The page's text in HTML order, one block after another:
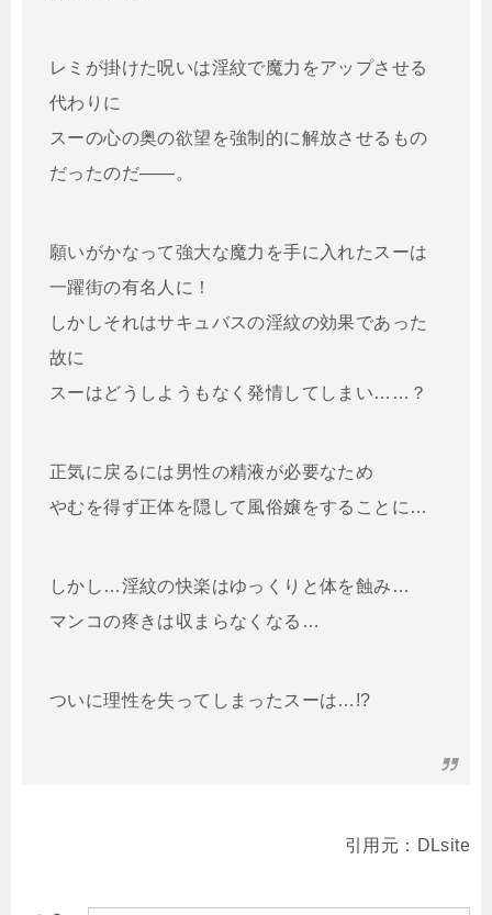
レミが掛けた呪いは淫紋で魔力をアップさせる
代わりに
スーの心の奥の欲望を強制的に解放させるもの
だったのだ――。
願いがかなって強大な魔力を手に入れたスーは
一躍街の有名人に！
しかしそれはサキュバスの淫紋の効果であった
故に
スーはどうしようもなく発情してしまい……？
正気に戻るには男性の精液が必要なため
やむを得ず正体を隠して風俗嬢をすることに…
しかし…淫紋の快楽はゆっくりと体を蝕み…
マンコの疼きは収まらなくなる…
ついに理性を失ってしまったスーは…!?
引用元：DLsite